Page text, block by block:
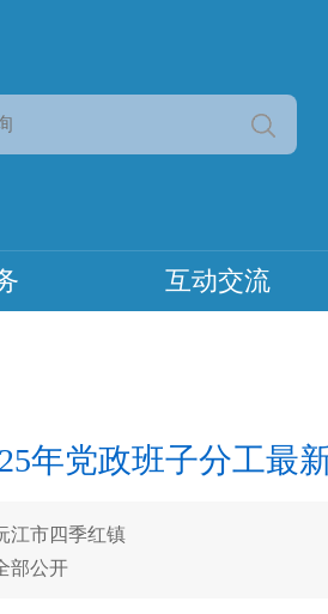
互动交流
年党政班子分工最
江市四季红镇
部公开